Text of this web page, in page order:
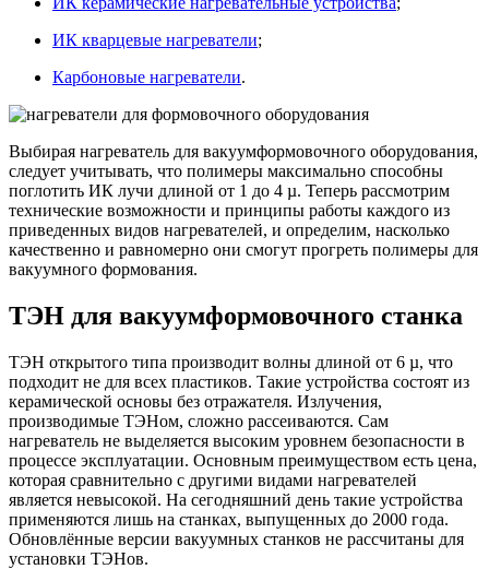
ИК кварцевые нагреватели;
Карбоновые нагреватели.
Выбирая нагреватель для вакуумформовочного оборудования,
следует учитывать, что полимеры максимально способны
поглотить ИК лучи длиной от 1 до 4 µ. Теперь рассмотрим
технические возможности и принципы работы каждого из
приведенных видов нагревателей, и определим, насколько
качественно и равномерно они смогут прогреть полимеры для
вакуумного формования.
ТЭН для вакуумформовочного станка
ТЭН открытого типа производит волны длиной от 6 µ, что
подходит не для всех пластиков. Такие устройства состоят из
керамической основы без отражателя. Излучения,
производимые ТЭНом, сложно рассеиваются. Сам
нагреватель не выделяется высоким уровнем безопасности в
процессе эксплуатации. Основным преимуществом есть цена,
которая сравнительно с другими видами нагревателей
является невысокой. На сегодняшний день такие устройства
применяются лишь на станках, выпущенных до 2000 года.
Обновлённые версии вакуумных станков не рассчитаны для
установки ТЭНов.